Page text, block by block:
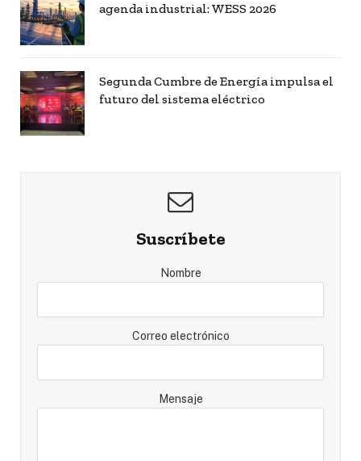
agenda industrial: WESS 2026
Segunda Cumbre de Energía impulsa el
futuro del sistema eléctrico
Suscríbete
Nombre
Correo electrónico
Mensaje